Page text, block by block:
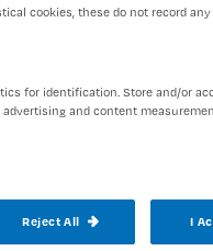
ervoor dat de
cookies, these do not record
for identification. Store and/or
and content
Reject All I